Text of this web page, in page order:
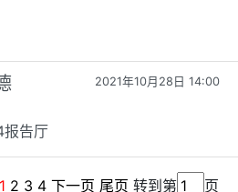
2021年10月28日 14:00
告厅
1 2 3 4 下一页 尾页 转到第 页